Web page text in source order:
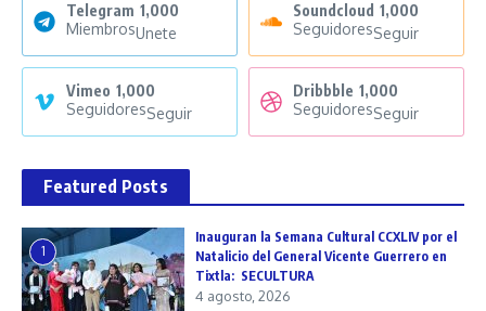
Telegram 1,000
MiembrosUnete
Soundcloud 1,000
SeguidoresSeguir
Vimeo 1,000
SeguidoresSeguir
Dribbble 1,000
SeguidoresSeguir
Featured Posts
1
Inauguran la Semana Cultural CCXLIV por el
Natalicio del General Vicente Guerrero en
Tixtla: SECULTURA
4 agosto, 2026